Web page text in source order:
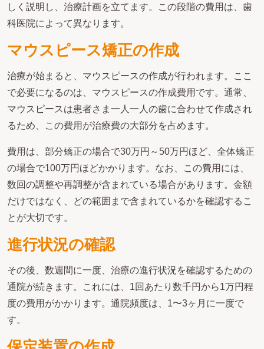
しく説明し、治療計画を立てます。この段階の費用は、歯
科医院によって異なります。
マウスピース矯正の作成
治療が始まると、マウスピースの作成が行われます。ここ
で必要になるのは、マウスピースの作成費用です。通常、
マウスピースは患者さま一人一人の歯に合わせて作成され
るため、この費用が治療費の大部分を占めます。
費用は、部分矯正の場合で30万円～50万円ほど、全体矯正
の場合で100万円ほどかかります。なお、この費用には、
数回の調整や再調整が含まれている場合があります。金額
だけではなく、どの範囲まで含まれているかを確認するこ
とが大切です。
進行状況の確認
その後、数週間に一度、治療の進行状況を確認するための
通院が続きます。これには、1回あたり数千円から1万円程
度の費用がかかります。通院頻度は、1〜3ヶ月に一度で
す。